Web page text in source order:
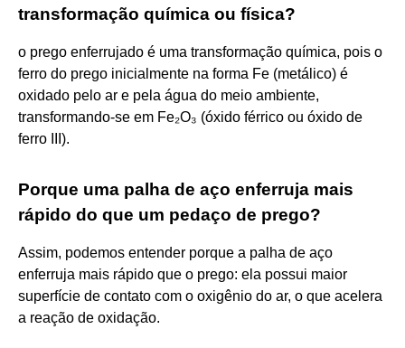
transformação química ou física?
o prego enferrujado é uma transformação química, pois o
ferro do prego inicialmente na forma Fe (metálico) é
oxidado pelo ar e pela água do meio ambiente,
transformando-se em Fe₂O₃ (óxido férrico ou óxido de
ferro III).
Porque uma palha de aço enferruja mais
rápido do que um pedaço de prego?
Assim, podemos entender porque a palha de aço
enferruja mais rápido que o prego: ela possui maior
superfície de contato com o oxigênio do ar, o que acelera
a reação de oxidação.